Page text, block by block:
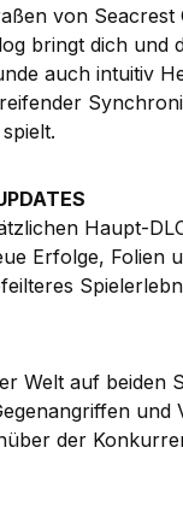
von
bringt dich und
auch intuitiv
Haupt-
Erfolge, Folien
Welt auf beiden
der